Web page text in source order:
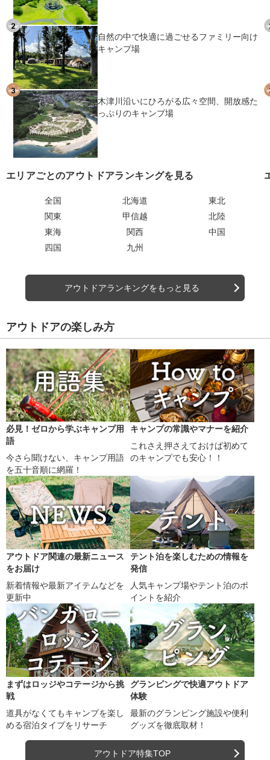
自然の中で快適に過ごせるファミリー向け
キャンプ場
木津川沿いにひろがる広々空間、開放感た
っぷりのキャンプ場
エリアごとのアウトドアランキングを見る
全国 北海道
東北
関東
甲信越
北陸
東海
関西
中国
四国
九州
アウトドアランキングをもっと見る
アウトドアの楽しみ方
必見！ゼロから学ぶキャンプ用
語
今さら聞けない、キャンプ用語
を五十音順に網羅！
キャンプの常識やマナーを紹介
これさえ押さえておけば初めて
のキャンプでも安心！！
アウトドア関連の最新ニュース
をお届け
新着情報や最新アイテムなどを
更新中
テント泊を楽しむための情報を
発信
人気キャンプ場やテント泊のポ
イントを紹介
まずはロッジやコテージから挑
戦
道具がなくてもキャンプを楽し
める宿泊タイプをリサーチ
グランピングで快適アウトドア
体験
最新のグランピング施設や便利
グッズを徹底取材！
アウトドア特集TOP